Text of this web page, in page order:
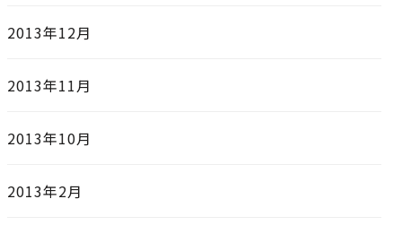
2013年12月
2013年11月
2013年10月
2013年2月